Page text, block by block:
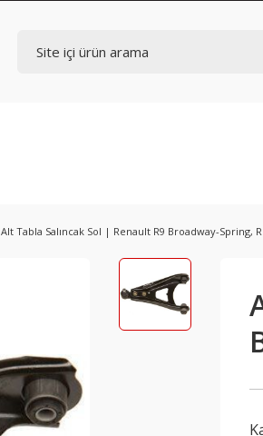
Alt Tabla Salıncak Sol | Renault R9 Broadway-Spring,